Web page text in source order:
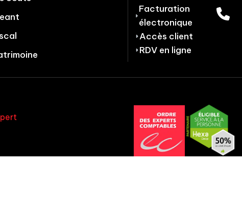
Facturation
électronique
Accès client
RDV en ligne